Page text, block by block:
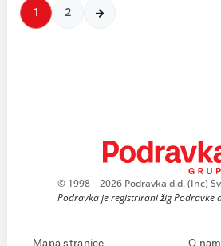
1 2
© 1998 – 2026 Podravka d.d. (Inc)
Podravka je registrirani žig Podravke
Mapa stranice O